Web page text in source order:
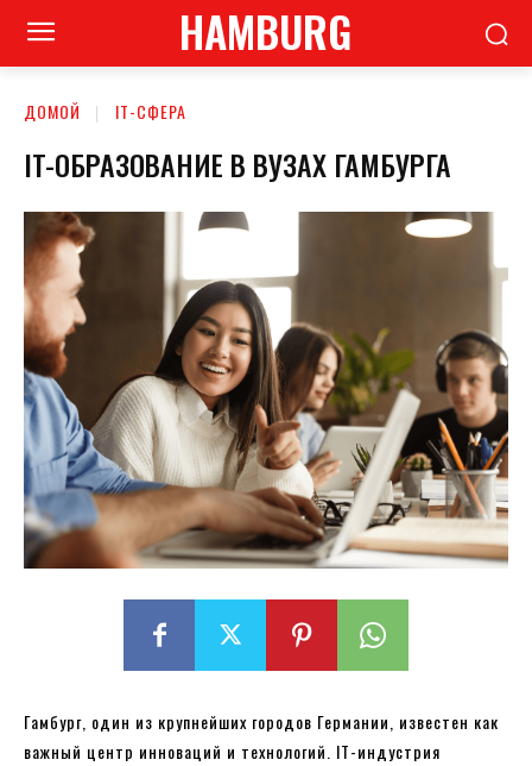
HAMBURG
ДОМОЙ ІТ-СФЕРА
IT-ОБРАЗОВАНИЕ В ВУЗАХ ГАМБУРГА
Гамбург, один из крупнейших городов Германии, известен как
важный центр инноваций и технологий. IT-индустрия